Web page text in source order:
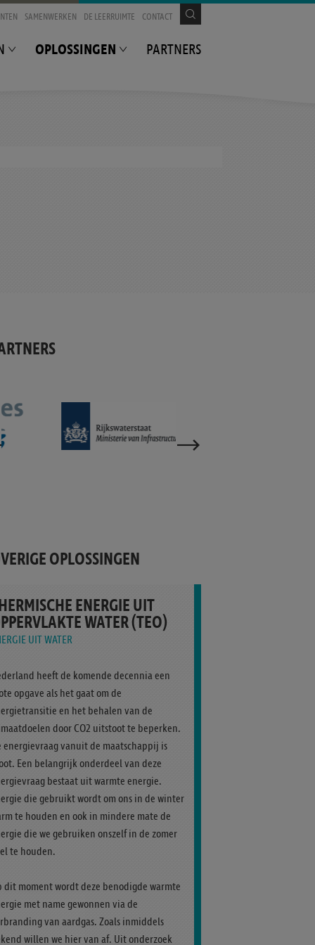
SAMENWERKEN DE LEERRUIMTE CONTACT
OPLOSSINGEN PARTNERS
OPLOSSINGEN
ENERGIE UIT
WATER (TEO)
UIT WATER
heeft de komende decennia een
opgave als het gaat om de
en het behalen van de
door CO2 uitstoot te beperken.
energievraag vanuit de maatschappij is
Een belangrijk onderdeel van deze
bestaat uit warmte energie.
die gebruikt wordt om ons in de winter
te houden en ook in mindere mate de
die we gebruiken onszelf in de zomer
te houden.
dit moment wordt deze benodigde warmte
met name gewonnen via de
van aardgas. Zoals inmiddels
willen we hier van af. Uit onderzoek